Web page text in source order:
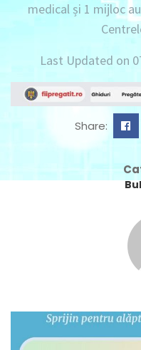
medical și 1 mijloc
Last Updated on
Share: